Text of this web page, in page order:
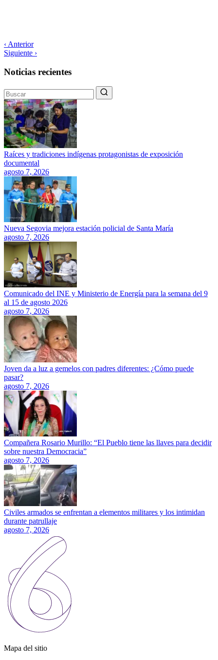
‹ Anterior
Siguiente ›
Noticias recientes
Raíces y tradiciones indígenas protagonistas de exposición
documental
agosto 7, 2026
Nueva Segovia mejora estación policial de Santa María
agosto 7, 2026
Comunicado del INE y Ministerio de Energía para la semana del 9
al 15 de agosto 2026
agosto 7, 2026
Joven da a luz a gemelos con padres diferentes: ¿Cómo puede
pasar?
agosto 7, 2026
Compañera Rosario Murillo: “El Pueblo tiene las llaves para decidir
sobre nuestra Democracia”
agosto 7, 2026
Civiles armados se enfrentan a elementos militares y los intimidan
durante patrullaje
agosto 7, 2026
Mapa del sitio